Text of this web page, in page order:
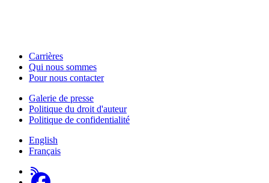
Footer
This
Site
Carrières
Qui nous sommes
Pour nous contacter
Footer
About
Galerie de presse
Politique du droit d'auteur
Politique de confidentialité
English
Français